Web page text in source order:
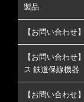
製品
【お問い合わせ
【お問い合わせ
ス 鉄道保線機器
【お問い合わせ